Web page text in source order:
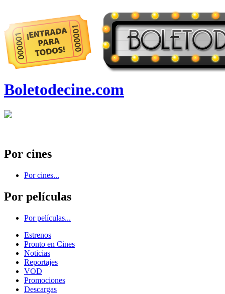
Boletodecine.com
Por cines
Por cines...
Por películas
Por películas...
Estrenos
Pronto en Cines
Noticias
Reportajes
VOD
Promociones
Descargas